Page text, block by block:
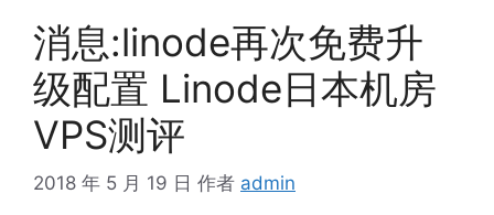
消息:linode再次免费升
级配置 Linode日本机房
VPS测评
2018 年 5 月 19 日 作者 admin